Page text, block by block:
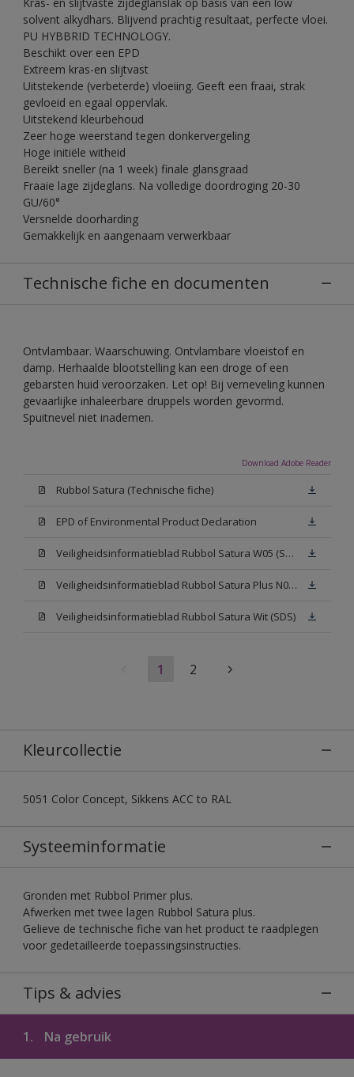
solvent alkydhars. Blijvend prachtig resultaat, perfecte vloei.
PU HYBBRID TECHNOLOGY.
Beschikt over een EPD
Extreem kras-en slijtvast
Uitstekende (verbeterde) vloeiing. Geeft een fraai, strak
gevloeid en egaal oppervlak.
Uitstekend kleurbehoud
Zeer hoge weerstand tegen donkervergeling
Hoge initiële witheid
Bereikt sneller (na 1 week) finale glansgraad
Fraaie lage zijdeglans. Na volledige doordroging 20-30
GU/60°
Versnelde doorharding
Gemakkelijk en aangenaam verwerkbaar
Technische fiche en documenten
Ontvlambaar. Waarschuwing. Ontvlambare vloeistof en
damp. Herhaalde blootstelling kan een droge of een
gebarsten huid veroorzaken. Let op! Bij verneveling kunnen
gevaarlijke inhaleerbare druppels worden gevormd.
Spuitnevel niet inademen.
Download Adobe Reader
Rubbol Satura (Technische fiche)
EPD of Environmental Product Declaration
Veiligheidsinformatieblad Rubbol Satura W05 (SDS)
Veiligheidsinformatieblad Rubbol Satura Plus N00 (SDS)
Veiligheidsinformatieblad Rubbol Satura Wit (SDS)
1 2
Kleurcollectie
5051 Color Concept, Sikkens ACC to RAL
Systeeminformatie
Gronden met Rubbol Primer plus.
Afwerken met twee lagen Rubbol Satura plus.
Gelieve de technische fiche van het product te raadplegen
voor gedetailleerde toepassingsinstructies.
Tips & advies
1. Na gebruik